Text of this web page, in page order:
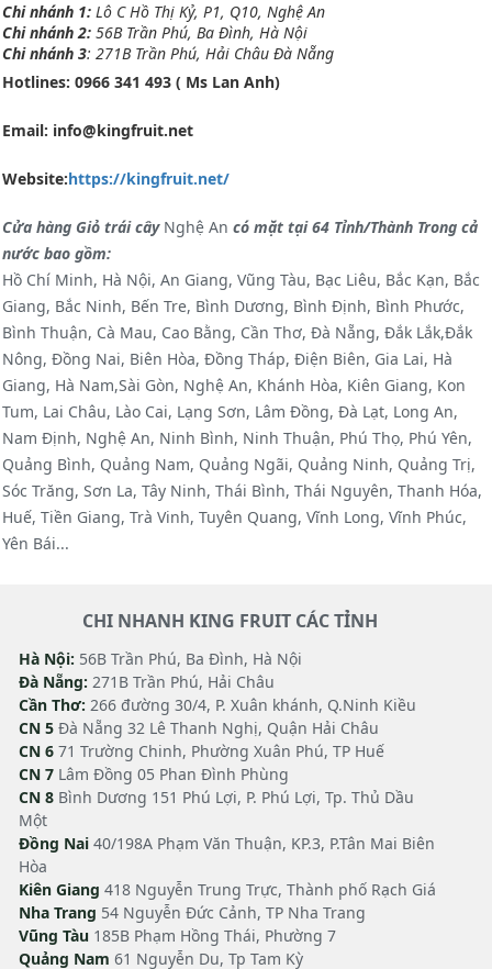
Chi nhánh 1: Lô C Hồ Thị Kỷ, P1, Q10, Nghệ An
Chi nhánh 2: 56B Trần Phú, Ba Đình, Hà Nội
Chi nhánh 3: 271B Trần Phú, Hải Châu Đà Nẵng
Hotlines: 0966 341 493 ( Ms Lan Anh)
Email: info@kingfruit.net
Website:https://kingfruit.net/
Cửa hàng Giỏ trái cây Nghệ An có mặt tại 64 Tỉnh/Thành Trong cả
nước bao gồm:
Hồ Chí Minh, Hà Nội, An Giang, Vũng Tàu, Bạc Liêu, Bắc Kạn, Bắc
Giang, Bắc Ninh, Bến Tre, Bình Dương, Bình Định, Bình Phước,
Bình Thuận, Cà Mau, Cao Bằng, Cần Thơ, Đà Nẵng, Đắk Lắk,Đắk
Nông, Đồng Nai, Biên Hòa, Đồng Tháp, Điện Biên, Gia Lai, Hà
Giang, Hà Nam,Sài Gòn, Nghệ An, Khánh Hòa, Kiên Giang, Kon
Tum, Lai Châu, Lào Cai, Lạng Sơn, Lâm Đồng, Đà Lạt, Long An,
Nam Định, Nghệ An, Ninh Bình, Ninh Thuận, Phú Thọ, Phú Yên,
Quảng Bình, Quảng Nam, Quảng Ngãi, Quảng Ninh, Quảng Trị,
Sóc Trăng, Sơn La, Tây Ninh, Thái Bình, Thái Nguyên, Thanh Hóa,
Huế, Tiền Giang, Trà Vinh, Tuyên Quang, Vĩnh Long, Vĩnh Phúc,
Yên Bái...
CHI NHANH KING FRUIT CÁC TỈNH
Hà Nội: 56B Trần Phú, Ba Đình, Hà Nội
Đà Nẵng: 271B Trần Phú, Hải Châu
Cần Thơ: 266 đường 30/4, P. Xuân khánh, Q.Ninh Kiều
CN 5 Đà Nẵng 32 Lê Thanh Nghị, Quận Hải Châu
CN 6 71 Trường Chinh, Phường Xuân Phú, TP Huế
CN 7 Lâm Đồng 05 Phan Đình Phùng
CN 8 Bình Dương 151 Phú Lợi, P. Phú Lợi, Tp. Thủ Dầu
Một
Đồng Nai 40/198A Phạm Văn Thuận, KP.3, P.Tân Mai Biên
Hòa
Kiên Giang 418 Nguyễn Trung Trực, Thành phố Rạch Giá
Nha Trang 54 Nguyễn Đức Cảnh, TP Nha Trang
Vũng Tàu 185B Phạm Hồng Thái, Phường 7
Quảng Nam 61 Nguyễn Du, Tp Tam Kỳ